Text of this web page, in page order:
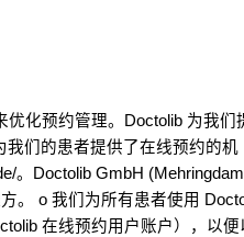
优化预约管理。Doctolib 为我们
们的患者提供了在线预约的机
。Doctolib GmbH
。 o 我们为所有患者使用
在线预约用户账户），以便